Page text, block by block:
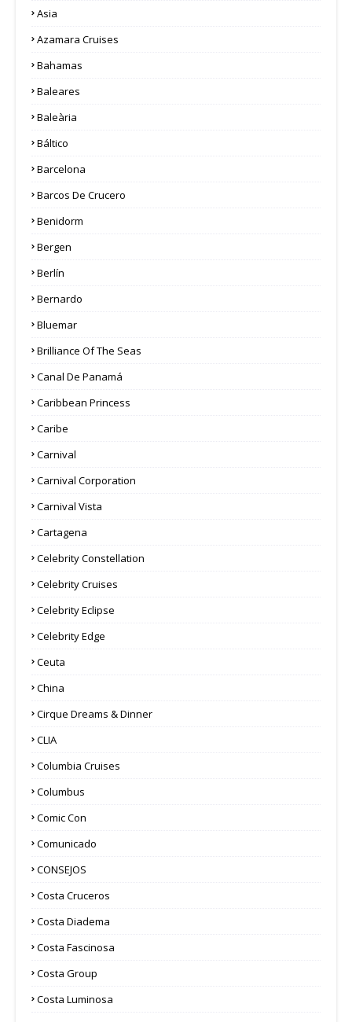
Asia
Azamara Cruises
Bahamas
Baleares
Baleària
Báltico
Barcelona
Barcos De Crucero
Benidorm
Bergen
Berlín
Bernardo
Bluemar
Brilliance Of The Seas
Canal De Panamá
Caribbean Princess
Caribe
Carnival
Carnival Corporation
Carnival Vista
Cartagena
Celebrity Constellation
Celebrity Cruises
Celebrity Eclipse
Celebrity Edge
Ceuta
China
Cirque Dreams & Dinner
CLIA
Columbia Cruises
Columbus
Comic Con
Comunicado
CONSEJOS
Costa Cruceros
Costa Diadema
Costa Fascinosa
Costa Group
Costa Luminosa